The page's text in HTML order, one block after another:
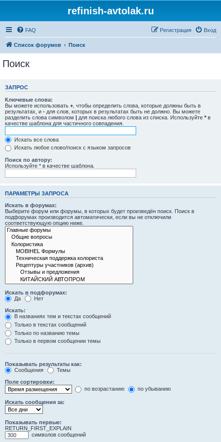
refinish-avtolak.ru
FAQ Вход
Регистрация
Список форумов Поиск
Поиск
ЗАПРОС
Ключевые слова:
Вы можете использовать + , чтобы определить слова, которые должны быть в
результатах, и - для слов, которых в результатах быть не должно. Вы можете
разделить слова символом | для поиска любого слова из списка. Используйте * в
качестве шаблона для частичного совпадения.
Искать все слова
Искать любое слово/поиск с языком запросов
Поиск по автору:
Используйте * в качестве шаблона.
ПАРАМЕТРЫ ЗАПРОСА
Искать в форумах:
Выберите форум или форумы, в которых будет произведён поиск. Поиск в
подфорумах производится автоматически, если вы не отключили
соответствующую опцию ниже.
Искать в подфорумах:
Да
Нет
Искать:
В названиях тем и текстах сообщений
Только в текстах сообщений
Только по названию темы
Только в первом сообщении темы
Показывать результаты как:
Сообщения
Темы
Поле сортировки:
по возрастанию
по убыванию
Искать сообщения за:
Показывать первые:
RETURN_FIRST_EXPLAIN
символов сообщений